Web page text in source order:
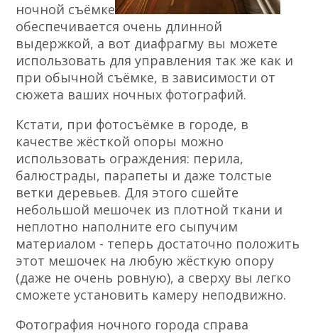
ночной съёмке
обеспечивается очень длинной
выдержкой, а вот диафрагму вы можете
использовать для управления так же как и
при обычной съёмке, в зависимости от
сюжета ваших ночных фотографий.
Кстати, при фотосъёмке в городе, в
качестве жёсткой опоры можно
использовать ограждения: перила,
балюстрады, парапеты и даже толстые
ветки деревьев. Для этого сшейте
небольшой мешочек из плотной ткани и
неплотно наполните его сыпучим
материалом - теперь достаточно положить
этот мешочек на любую жёсткую опору
(даже не очень ровную), а сверху вы легко
сможете установить камеру неподвижно.
Фотография ночного города справа